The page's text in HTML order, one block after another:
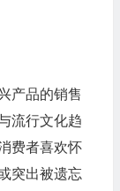
产品的销售
流行文化趋
费者喜欢怀
突出被遗忘